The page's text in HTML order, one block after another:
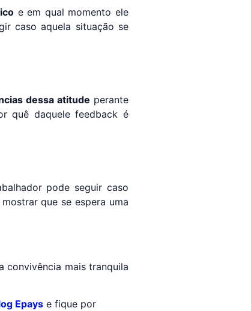
e em qual momento ele
caso aquela situação se
dessa atitude perante
quê daquele feedback é
pode seguir caso
que se espera uma
convivência mais tranquila
Epays e fique por